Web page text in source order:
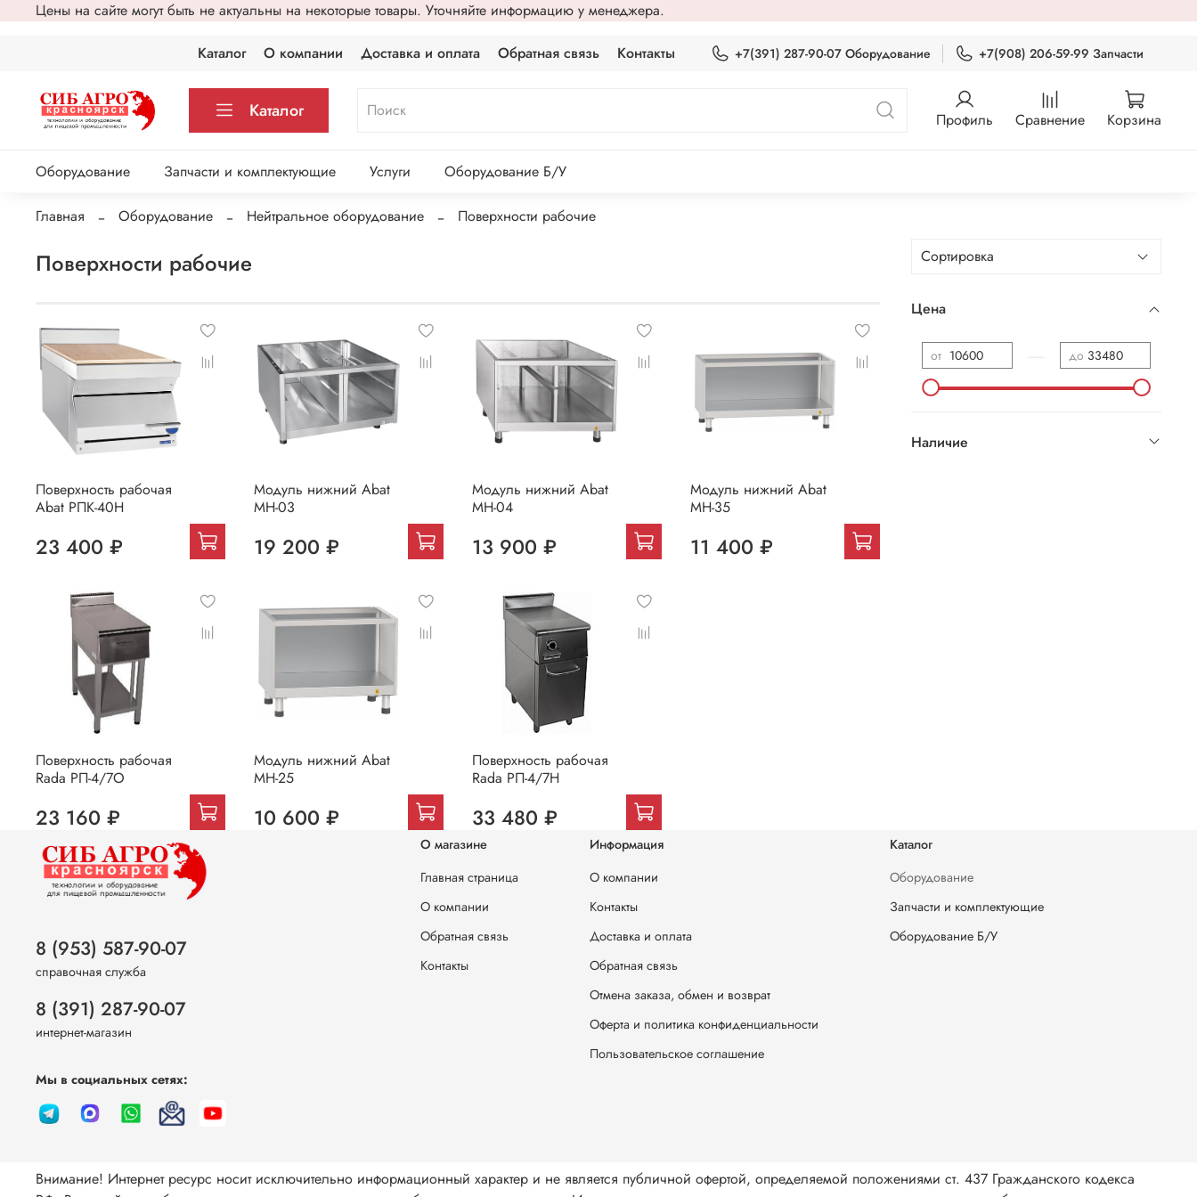
Цены на сайте могут быть не актуальны на некоторые товары. Уточняйте информацию у менеджера.
Каталог О компании Доставка и оплата Обратная связь Контакты +7(391) 287-90-07 Оборудование +7(908) 206-59-99 Запчасти
Каталог Профиль Сравнение Корзина
Оборудование Запчасти и комплектующие Услуги Оборудование Б/У
Главная Оборудование Нейтральное оборудование Поверхности рабочие
Поверхности рабочие
Поверхность рабочая
Abat РПК-40Н
23 400 ₽
Модуль нижний Abat
МН-03
19 200 ₽
Модуль нижний Abat
МН-04
13 900 ₽
Модуль нижний Abat
МН-35
11 400 ₽
Поверхность рабочая
Rada РП-4/7О
23 160 ₽
Модуль нижний Abat
МН-25
10 600 ₽
Поверхность рабочая
Rada РП-4/7Н
33 480 ₽
Цена
от до
Наличие
О магазине
Главная страница
О компании
Обратная связь
Контакты
Информация
О компании
Контакты
Доставка и оплата
Обратная связь
Отмена заказа, обмен и возврат
Оферта и политика конфиденциальности
Пользовательское соглашение
Каталог
Оборудование
Запчасти и комплектующие
Оборудование Б/У
8 (953) 587-90-07
справочная служба
8 (391) 287-90-07
интернет-магазин
Мы в социальных сетях:
Внимание! Интернет ресурс носит исключительно информационный характер и не является публичной офертой, определяемой положениями ст. 437 Гражданского кодекса